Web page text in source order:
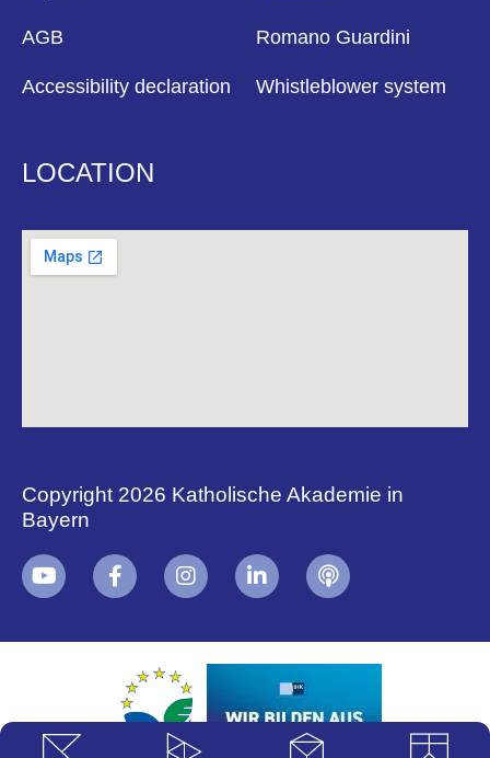
AGB
Accessibility declaration
Romano Guardini
Whistleblower system
LOCATION
Copyright 2026 Katholische Akademie in
Bayern